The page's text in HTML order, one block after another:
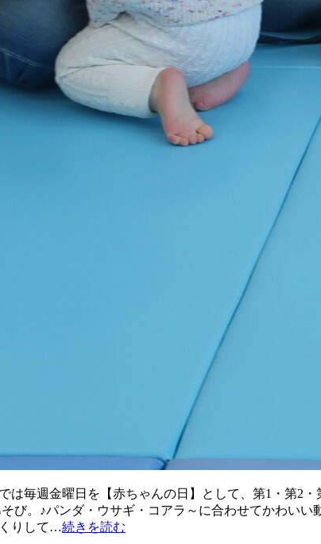
毎週金曜日を【赤ちゃんの日】として、第1・第2
び。♪パンダ・ウサギ・コアラ～に合わせてかわい
りして…続きを読む